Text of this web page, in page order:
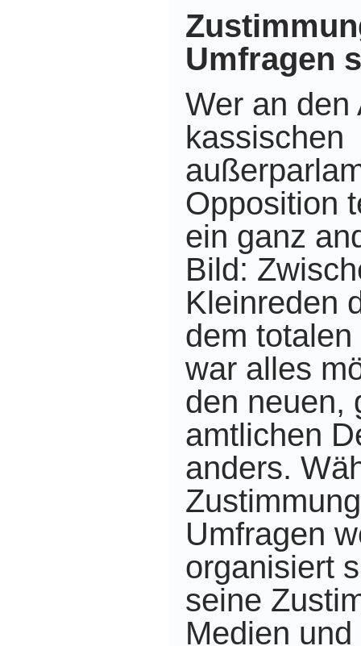
Umfragen
Wer an den
kassischen
Opposition
ein ganz
Bild:
Kleinreden
dem
war alles
den neuen,
amtlichen
anders.
Umfragen
organisiert
seine
Medien